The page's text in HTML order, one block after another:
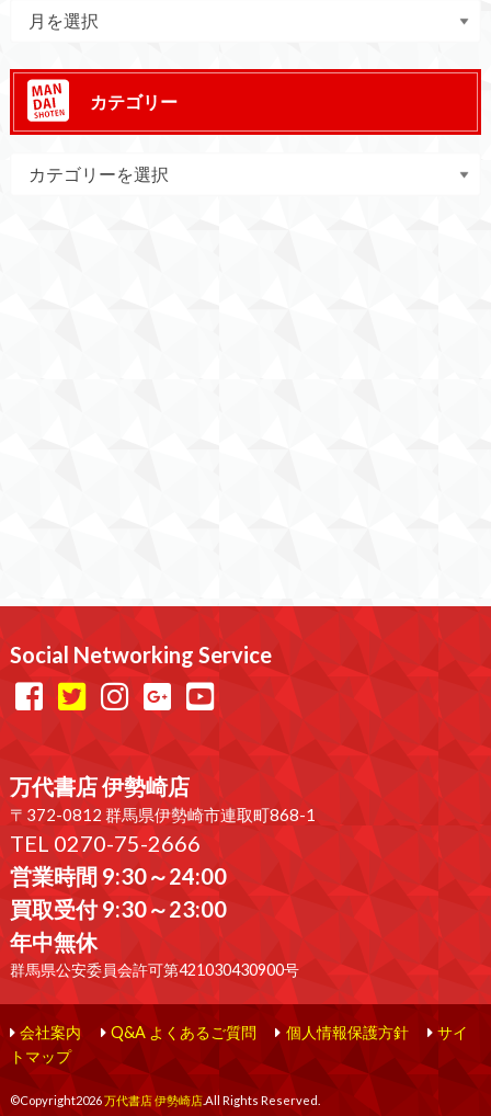
カテゴリー
Social Networking Service
万代書店 伊勢崎店
〒372-0812 群馬県伊勢崎市連取町868-1
TEL 0270-75-2666
営業時間 9:30～24:00
買取受付 9:30～23:00
年中無休
群馬県公安委員会許可第421030430900号
会社案内 Q&A よくあるご質問 個人情報保護方針
サイ
トマップ
©Copyright2026万代書店 伊勢崎店.All Rights Reserved.